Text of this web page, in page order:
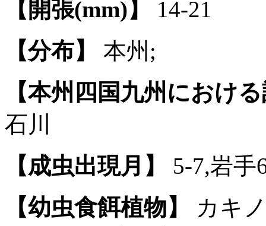
【開張(mm)】
14-21
【分布】
本州;
【本州四国九州におけ
石川
【成虫出現月】
5-7,岩手
【幼虫食餌植物】
カキ